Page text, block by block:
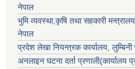
नेपाल
भुमि व्यवस्था,कृषि तथा सहकारी
नेपाल
प्रदेश लेखा नियन्त्रक कार्यालय,
अनलाइन घटना दर्ता प्रणाली(कार्यालय